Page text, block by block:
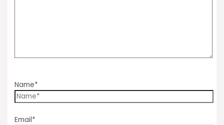
Name*
Email*